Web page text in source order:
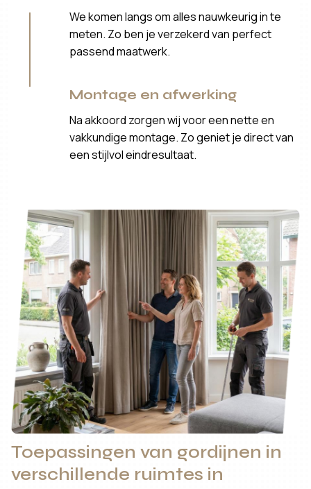
We komen langs om alles nauwkeurig in te
meten. Zo ben je verzekerd van perfect
passend maatwerk.
Montage en afwerking
Na akkoord zorgen wij voor een nette en
vakkundige montage. Zo geniet je direct van
een stijlvol eindresultaat.
Toepassingen van gordijnen in
verschillende ruimtes in